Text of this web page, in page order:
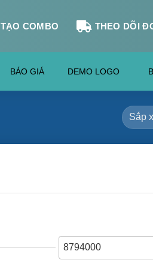
TẠO COMBO THEO DÕI
BÁO GIÁ DEMO LOGO